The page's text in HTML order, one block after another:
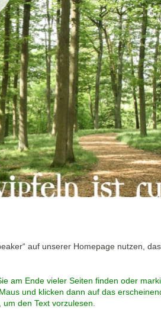
auf unserer Homepage nutzen,
am Ende vieler Seiten finden oder
und klicken dann auf das
um den Text vorzulesen.